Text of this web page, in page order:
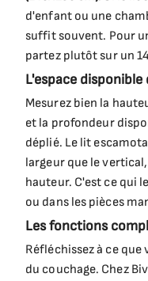
d'enfant ou une
suffit souvent. Pour
partez plutôt sur un
L'espace disponible
Mesurez bien la
et la profondeur
déplié. Le lit
largeur que le
hauteur. C'est ce qui
ou dans les pièces
Les fonctions
Réfléchissez à ce
du couchage. Chez